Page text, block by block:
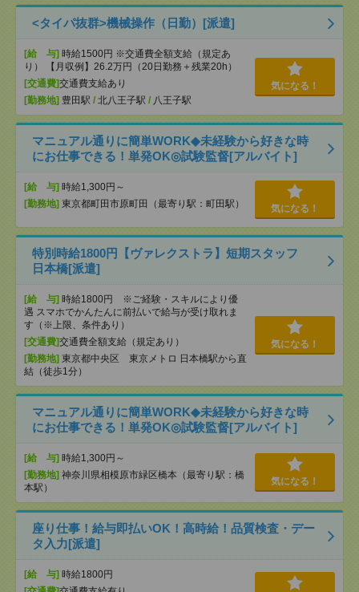
<タイパ抜群>機械操作（日勤）[派遣]
[給 与] 時給1500円 ※交通費全額支給（規定あ
り） 【月収例】26.2万円（20日勤務＋残業20h）
[交通費]交通費支給あり
[勤務地] 豊田駅 / 北八王子駅 / 八王子駅
気になる！
マニュアル通りに簡単WORK◆未経験から好きな時
にお仕事できる！単発OK◎試験監督[アルバイト]
[給 与] 時給1,300円～
[勤務地] 東京都町田市原町田（最寄り駅：町田駅） 気になる！
特別時給1800円【ヴァレクストラ】短期スタッフ
日本橋[派遣]
[給 与] 時給1800円 ※ご経験・スキルにより優
遇 スマホでかんたんに前払いで給与が受け取れま
す（※上限、条件あり）
[交通費]交通費全額支給（規定あり）
[勤務地] 東京都中央区 東京メトロ 日本橋駅から直
結（徒歩1分）
気になる！
マニュアル通りに簡単WORK◆未経験から好きな時
にお仕事できる！単発OK◎試験監督[アルバイト]
[給 与] 時給1,300円～
[勤務地] 神奈川県相模原市緑区橋本（最寄り駅：橋
本駅）
気になる！
座り仕事！給与即払いOK！高時給！品質検査・デー
タ入力[派遣]
[給 与] 時給1800円